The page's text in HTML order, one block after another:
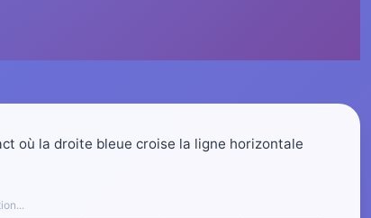
où la droite bleue croise la ligne horizontale